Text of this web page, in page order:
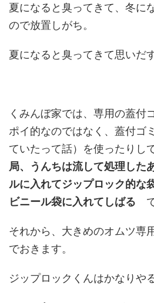
夏になると臭ってきて、冬に
ので放置しがち。
夏になると臭ってきて思いだす
くみんぼ家では、専用の蓋付
ポイ的なのではなく、蓋付ゴ
ていたって話）を使ったりし
局、うんちは流して処理した
ルに入れてジップロック的な
ビニール袋に入れてしばる
それから、大きめのオムツ専
でおきます。
ジップロックくんはかなりや